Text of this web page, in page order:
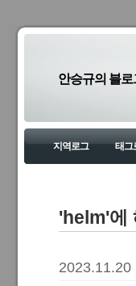
안승규의 블로
지역로그 태그
'helm'에
2023.11.20